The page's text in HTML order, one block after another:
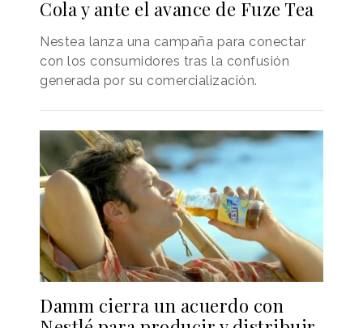
Cola y ante el avance de Fuze Tea
Nestea lanza una campaña para conectar
con los consumidores tras la confusión
generada por su comercialización.
Damm cierra un acuerdo con